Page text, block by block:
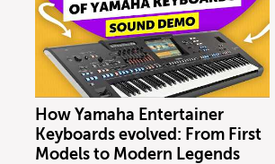
How Yamaha Entertainer
Keyboards evolved: From First
Models to Modern Legends